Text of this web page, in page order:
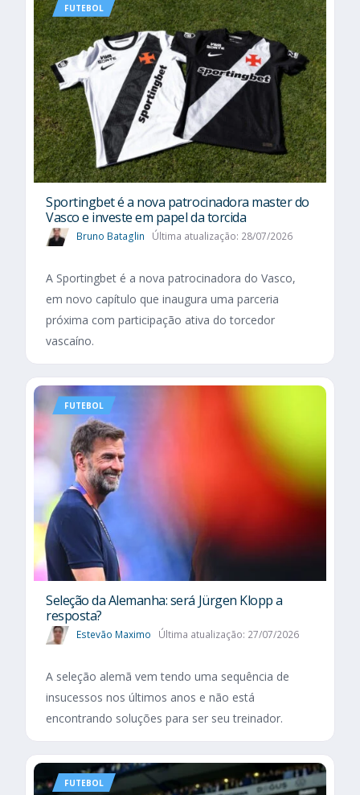
FUTEBOL
Sportingbet é a nova patrocinadora master do
Vasco e investe em papel da torcida
Bruno Bataglin Última atualização: 28/07/2026
A Sportingbet é a nova patrocinadora do Vasco,
em novo capítulo que inaugura uma parceria
próxima com participação ativa do torcedor
vascaíno.
FUTEBOL
Seleção da Alemanha: será Jürgen Klopp a
resposta?
Estevão Maximo Última atualização: 27/07/2026
A seleção alemã vem tendo uma sequência de
insucessos nos últimos anos e não está
encontrando soluções para ser seu treinador.
FUTEBOL